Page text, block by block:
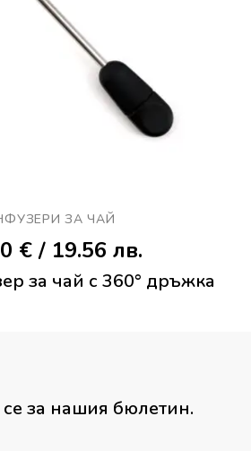
ЗА ЧАЙ
€/ 19.56 лв.
за чай с 360° дръжка
за нашия бюлетин.